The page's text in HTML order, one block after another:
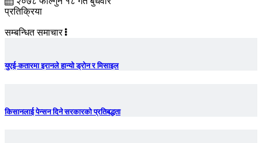
प्रतिक्रिया
सम्बन्धित समाचार
युएई-कतारमा इरानले हान्यो ड्रोन र मिसाइल
किसानलाई पेन्सन दिने सरकारको प्रतिबद्धता